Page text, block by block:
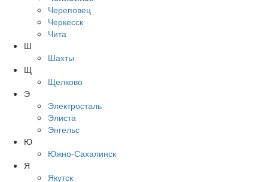
Череповец
Черкесск
Чита
Ш
Шахты
Щ
Щелково
Э
Электросталь
Элиста
Энгельс
Ю
Южно-Сахалинск
Я
Якутск